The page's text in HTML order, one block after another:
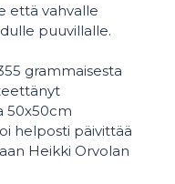
että vahvalle
puuvillalle.
grammaisesta
50x50cm
helposti päivittää
Heikki Orvolan